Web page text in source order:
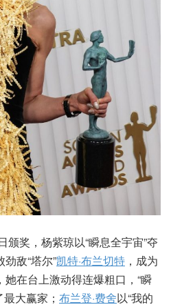
奖，杨紫琼以“瞬息全宇宙”夺
敌“塔尔”凯特·布兰切特 ，成为
在台上激动得连爆粗口，“瞬
大赢家； 布兰登·费舍以“我的